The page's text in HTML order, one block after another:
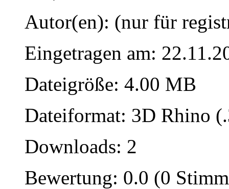
Autor(en): (nur für
Eingetragen am:
Dateigröße: 4.00 MB
Dateiformat: 3D Rhino
Downloads: 2
Bewertung: 0.0 (0